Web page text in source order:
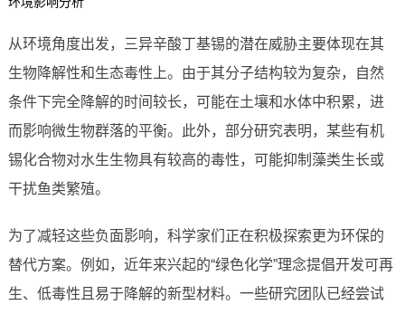
从环境角度出发，三异辛酸丁基锡的潜在威胁主要体现在其
生物降解性和生态毒性上。由于其分子结构较为复杂，自然
条件下完全降解的时间较长，可能在土壤和水体中积累，进
而影响微生物群落的平衡。此外，部分研究表明，某些有机
锡化合物对水生生物具有较高的毒性，可能抑制藻类生长或
干扰鱼类繁殖。
为了减轻这些负面影响，科学家们正在积极探索更为环保的
替代方案。例如，近年来兴起的“绿色化学”理念提倡开发可再
生、低毒性且易于降解的新型材料。一些研究团队已经尝试